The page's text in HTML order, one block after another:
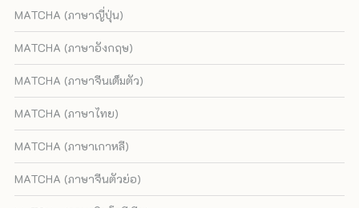
MATCHA (ภาษาญี่ปุ่น)
MATCHA (ภาษาอังกฤษ)
MATCHA (ภาษาจีนเต็มตัว)
MATCHA (ภาษาไทย)
MATCHA (ภาษาเกาหลี)
MATCHA (ภาษาจีนตัวย่อ)